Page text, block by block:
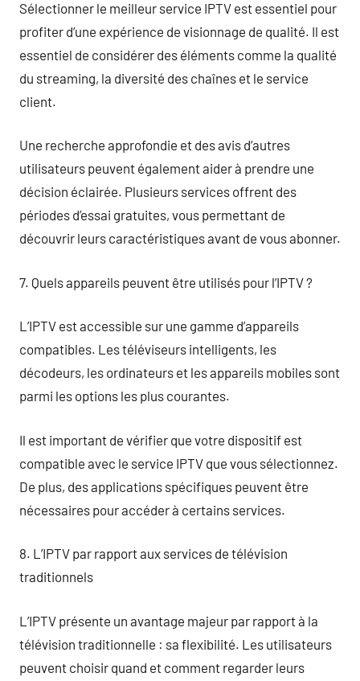
Sélectionner le meilleur service IPTV est essentiel pour
profiter d’une expérience de visionnage de qualité. Il est
essentiel de considérer des éléments comme la qualité
du streaming, la diversité des chaînes et le service
client.
Une recherche approfondie et des avis d’autres
utilisateurs peuvent également aider à prendre une
décision éclairée. Plusieurs services offrent des
périodes d’essai gratuites, vous permettant de
découvrir leurs caractéristiques avant de vous abonner.
7. Quels appareils peuvent être utilisés pour l’IPTV ?
L’IPTV est accessible sur une gamme d’appareils
compatibles. Les téléviseurs intelligents, les
décodeurs, les ordinateurs et les appareils mobiles sont
parmi les options les plus courantes.
Il est important de vérifier que votre dispositif est
compatible avec le service IPTV que vous sélectionnez.
De plus, des applications spécifiques peuvent être
nécessaires pour accéder à certains services.
8. L’IPTV par rapport aux services de télévision
traditionnels
L’IPTV présente un avantage majeur par rapport à la
télévision traditionnelle : sa flexibilité. Les utilisateurs
peuvent choisir quand et comment regarder leurs